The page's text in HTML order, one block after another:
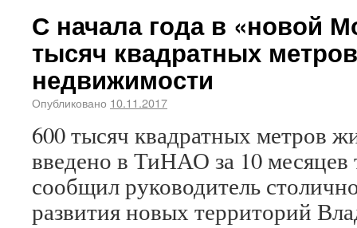
С начала года в «новой
тысяч квадратных
недвижимости
Опубликовано 10.11.2017
600 тысяч квадратных метров
введено в ТиНАО за 10 месяцев
сообщил руководитель
развития новых территорий